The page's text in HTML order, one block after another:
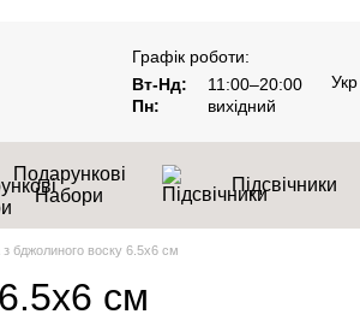
Графік роботи:
Вт-Нд:
11:00–20:00
Пн:
вихідний
Укр
Подарункові
Набори
Підсвічники
з бджолиного воску 6.5х6 см
см